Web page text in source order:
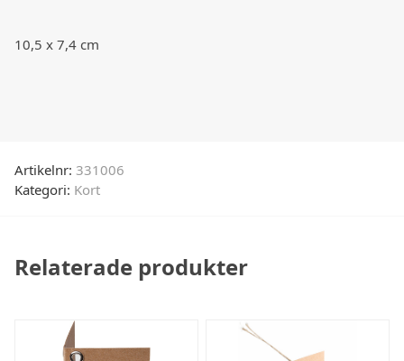
10,5 x 7,4 cm
Artikelnr: 331006
Kategori: Kort
Relaterade produkter